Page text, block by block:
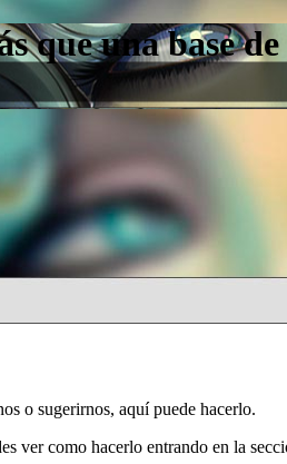
que una base
o sugerirnos, aquí puede hacerlo.
ver como hacerlo entrando en la